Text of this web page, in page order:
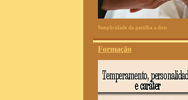
Simplicidade da partilha a dois
Formação